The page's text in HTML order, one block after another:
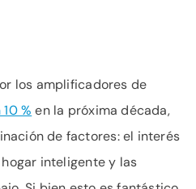
los amplificadores de
% en la próxima década,
de factores: el interés
inteligente y las